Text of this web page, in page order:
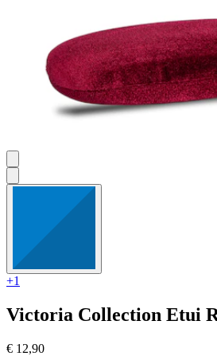
+1
Victoria Collection Etui
€ 12,90